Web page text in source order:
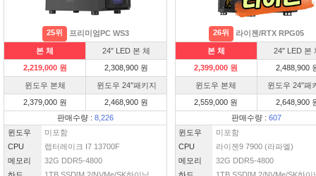
25위 프리미엄PC WS3
본 체
24″ LED 본 체
2,219,000 원
2,308,900 원
윈도우 본체
윈도우 24″패키지
2,379,000 원
2,468,900 원
판매수량 : 8,226
윈도우
미포함
CPU
랩터레이크 I7 13700F
메모리
32G DDR5-4800
26위 라이젠/RTX RPG05
본 체
24″ LED 본
2,399,000 원
2,488,900
윈도우 본체
윈도우 24″패
2,559,000 원
2,648,900
판매수량 : 607
윈도우
미포함
CPU
라이젠9 7900 (라파엘)
메모리
32G DDR5-4800